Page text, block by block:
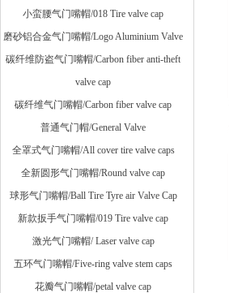
小蛮腰气门嘴帽/018 Tire valve cap
磨砂铝合金气门嘴帽/Logo Aluminium Valve
碳纤维防盗气门嘴帽/Carbon fiber anti-theft
valve cap
碳纤维气门嘴帽/Carbon fiber valve cap
普通气门帽/General Valve
全罩式气门嘴帽/All cover tire valve caps
全新圆形气门嘴帽/Round valve cap
球形气门嘴帽/Ball Tire Tyre air Valve Cap
新款扳手气门嘴帽/019 Tire valve cap
激光气门嘴帽/ Laser valve cap
五环气门嘴帽/Five-ring valve stem caps
花瓣气门嘴帽/petal valve cap